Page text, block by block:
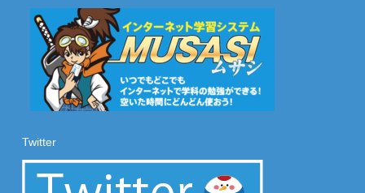
Twitter